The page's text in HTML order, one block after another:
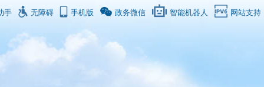
手 无障碍 手机版 政务微信 智能机器人 网站支持